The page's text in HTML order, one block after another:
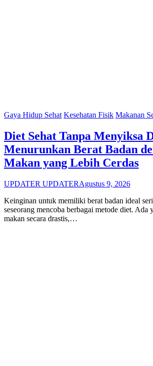
Gaya Hidup Sehat Kesehatan Fisik Makanan
Diet Sehat Tanpa Menyiksa
Menurunkan Berat Badan
Makan yang Lebih Cerdas
UPDATER UPDATERAgustus 9, 2026
Keinginan untuk memiliki berat badan ideal
seseorang mencoba berbagai metode diet. Ada
makan secara drastis,…